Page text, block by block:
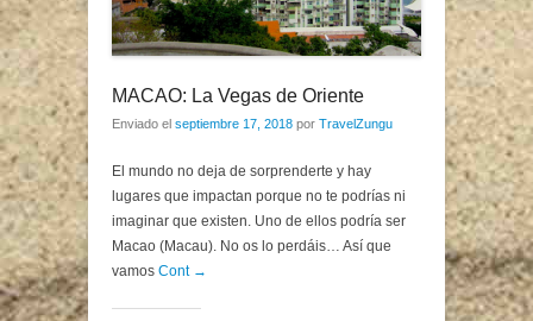
MACAO: La Vegas de Oriente
Enviado el septiembre 17, 2018 por TravelZungu
El mundo no deja de sorprenderte y hay
lugares que impactan porque no te podrías ni
imaginar que existen. Uno de ellos podría ser
Macao (Macau). No os lo perdáis… Así que
vamos Cont →